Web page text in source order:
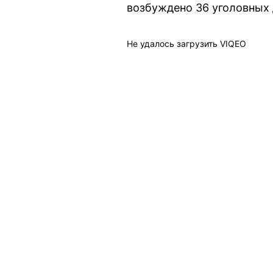
возбуждено 36 уголовных
Не удалось загрузить VIQEO